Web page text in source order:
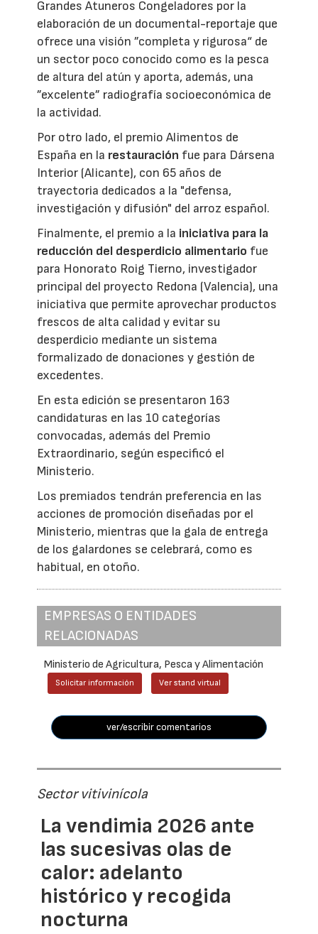
Grandes Atuneros Congeladores por la
elaboración de un documental-reportaje que
ofrece una visión ”completa y rigurosa“ de
un sector poco conocido como es la pesca
de altura del atún y aporta, además, una
”excelente” radiografía socioeconómica de
la actividad.
Por otro lado, el premio Alimentos de
España en la restauración fue para Dársena
Interior (Alicante), con 65 años de
trayectoria dedicados a la "defensa,
investigación y difusión" del arroz español.
Finalmente, el premio a la iniciativa para la
reducción del desperdicio alimentario fue
para Honorato Roig Tierno, investigador
principal del proyecto Redona (Valencia), una
iniciativa que permite aprovechar productos
frescos de alta calidad y evitar su
desperdicio mediante un sistema
formalizado de donaciones y gestión de
excedentes.
En esta edición se presentaron 163
candidaturas en las 10 categorías
convocadas, además del Premio
Extraordinario, según especificó el
Ministerio.
Los premiados tendrán preferencia en las
acciones de promoción diseñadas por el
Ministerio, mientras que la gala de entrega
de los galardones se celebrará, como es
habitual, en otoño.
EMPRESAS O ENTIDADES
RELACIONADAS
Ministerio de Agricultura, Pesca y Alimentación
Solicitar información Ver stand virtual
ver/escribir comentarios
Sector vitivinícola
La vendimia 2026 ante
las sucesivas olas de
calor: adelanto
histórico y recogida
nocturna